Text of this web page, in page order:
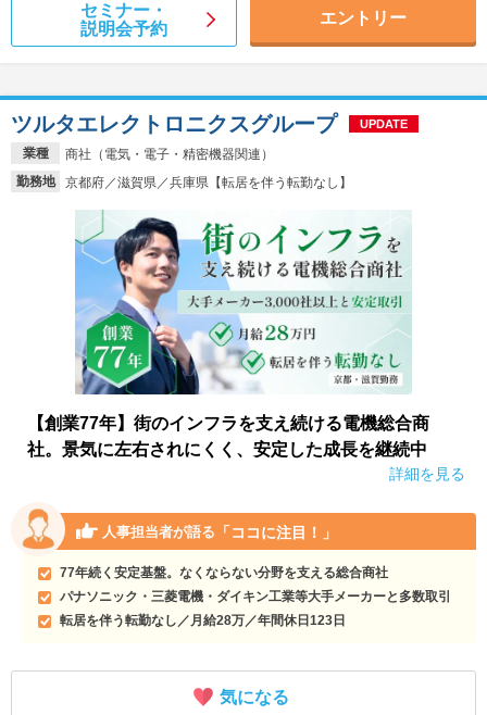
セミナー・
説明会予約
エントリー
業種
商社（電気・電子・精密機器関連）
勤務地
京都府／滋賀県／兵庫県【転居を伴う転勤なし】
ツルタエレクトロニクスグループ UPDATE
【創業77年】街のインフラを支え続ける電機総合商
社。景気に左右されにくく、安定した成長を継続中
詳細を見る
人事担当者が語る 「ココに注目！」
77年続く安定基盤。なくならない分野を支える総合商社
パナソニック・三菱電機・ダイキン工業等大手メーカーと多数取引
転居を伴う転勤なし／月給28万／年間休日123日
気になる